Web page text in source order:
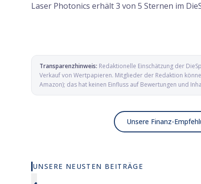
Laser Photonics erhält 3 von 5 Sternen im
Transparenzhinweis: Redaktionelle Einschätzung der
Verkauf von Wertpapieren. Mitglieder der Redaktion
Amazon); das hat keinen Einfluss auf Bewertungen und
Unsere Finanz-
UNSERE NEUSTEN BEITRÄGE
Wie viel KI wirklich in deinem MSCI